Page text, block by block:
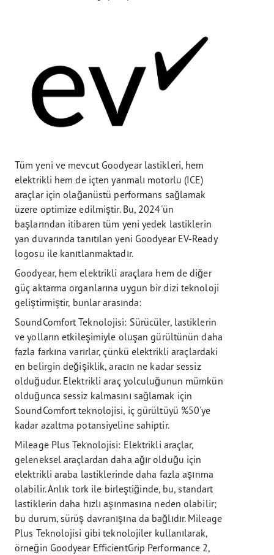
Tüm yeni ve mevcut Goodyear lastikleri, hem
elektrikli hem de içten yanmalı motorlu (ICE)
araçlar için olağanüstü performans sağlamak
üzere optimize edilmiştir. Bu, 2024'ün
başlarından itibaren tüm yeni yedek lastiklerin
yan duvarında tanıtılan yeni Goodyear EV-Ready
logosu ile kanıtlanmaktadır.
Goodyear, hem elektrikli araçlara hem de diğer
güç aktarma organlarına uygun bir dizi teknoloji
geliştirmiştir, bunlar arasında:
SoundComfort Teknolojisi: Sürücüler, lastiklerin
ve yolların etkileşimiyle oluşan gürültünün daha
fazla farkına varırlar, çünkü elektrikli araçlardaki
en belirgin değişiklik, aracın ne kadar sessiz
olduğudur. Elektrikli araç yolculuğunun mümkün
olduğunca sessiz kalmasını sağlamak için
SoundComfort teknolojisi, iç gürültüyü %50'ye
kadar azaltma potansiyeline sahiptir.
Mileage Plus Teknolojisi: Elektrikli araçlar,
geleneksel araçlardan daha ağır olduğu için
elektrikli araba lastiklerinde daha fazla aşınma
olabilir. Anlık tork ile birleştiğinde, bu, standart
lastiklerin daha hızlı aşınmasına neden olabilir;
bu durum, sürüş davranışına da bağlıdır. Mileage
Plus Teknolojisi gibi teknolojiler kullanılarak,
örneğin Goodyear EfficientGrip Performance 2,